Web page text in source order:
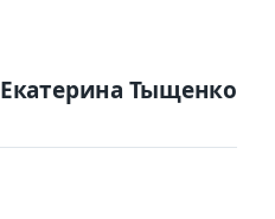
Екатерина Тыщенко